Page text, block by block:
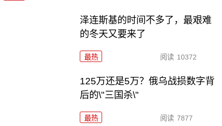
泽连斯基的时间不多了，最艰难
的冬天又要来了
最热 阅读 10372
125万还是5万？俄乌战损数字背
后的\"三国杀\"
最热 阅读 7877